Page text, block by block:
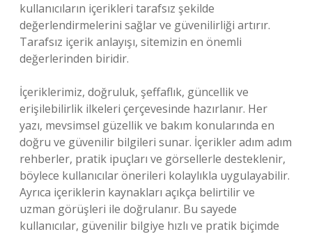
kullanıcıların içerikleri tarafsız şekilde
değerlendirmelerini sağlar ve güvenilirliği artırır.
Tarafsız içerik anlayışı, sitemizin en önemli
değerlerinden biridir.
İçeriklerimiz, doğruluk, şeffaflık, güncellik ve
erişilebilirlik ilkeleri çerçevesinde hazırlanır. Her
yazı, mevsimsel güzellik ve bakım konularında en
doğru ve güvenilir bilgileri sunar. İçerikler adım adım
rehberler, pratik ipuçları ve görsellerle desteklenir,
böylece kullanıcılar önerileri kolaylıkla uygulayabilir.
Ayrıca içeriklerin kaynakları açıkça belirtilir ve
uzman görüşleri ile doğrulanır. Bu sayede
kullanıcılar, güvenilir bilgiye hızlı ve pratik biçimde